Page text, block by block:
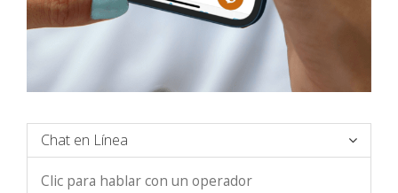
Chat en Línea
Clic para hablar con un operador